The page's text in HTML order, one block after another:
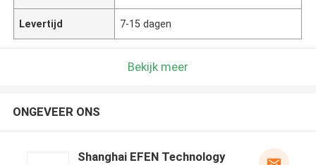
Levertijd 7-15 dagen
Bekijk meer
ONGEVEER ONS
Shanghai EFEN Technology